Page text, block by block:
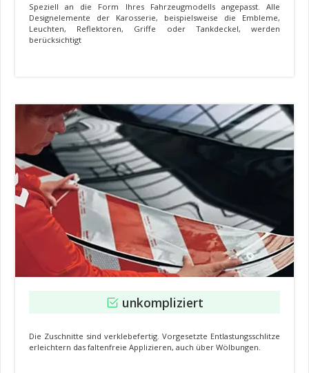
Speziell an die Form Ihres Fahrzeugmodells angepasst. Alle
Designelemente der Karosserie, beispielsweise die Embleme,
Leuchten, Reflektoren, Griffe oder Tankdeckel, werden
berücksichtigt
unkompliziert
Die Zuschnitte sind verklebefertig. Vorgesetzte Entlastungsschlitze
erleichtern das faltenfreie Applizieren, auch über Wölbungen.